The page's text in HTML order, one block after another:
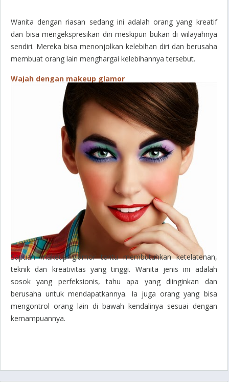
Wanita dengan riasan sedang ini adalah orang yang kreatif
dan bisa mengekspresikan diri meskipun bukan di wilayahnya
sendiri. Mereka bisa menonjolkan kelebihan diri dan berusaha
membuat orang lain menghargai kelebihannya tersebut.
Wajah dengan makeup glamor
Sapuan makeup glamor tentu membutuhkan ketelatenan,
teknik dan kreativitas yang tinggi. Wanita jenis ini adalah
sosok yang perfeksionis, tahu apa yang diinginkan dan
berusaha untuk mendapatkannya. Ia juga orang yang bisa
mengontrol orang lain di bawah kendalinya sesuai dengan
kemampuannya.